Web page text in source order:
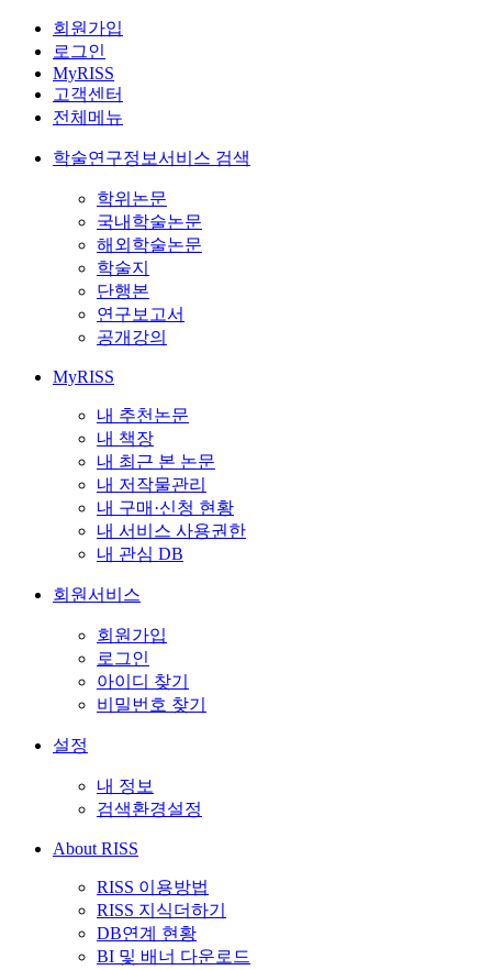
회원가입
로그인
MyRISS
고객센터
전체메뉴
학술연구정보서비스 검색
학위논문
국내학술논문
해외학술논문
학술지
단행본
연구보고서
공개강의
MyRISS
내 추천논문
내 책장
내 최근 본 논문
내 저작물관리
내 구매·신청 현황
내 서비스 사용권한
내 관심 DB
회원서비스
회원가입
로그인
아이디 찾기
비밀번호 찾기
설정
내 정보
검색환경설정
About RISS
RISS 이용방법
RISS 지식더하기
DB연계 현황
BI 및 배너 다운로드